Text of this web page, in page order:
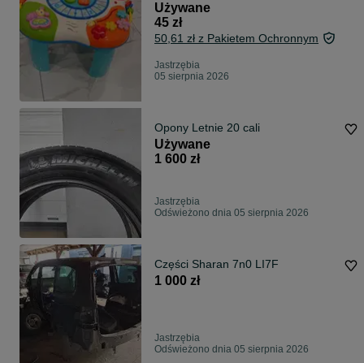
Używane
45 zł
50,61 zł z Pakietem Ochronnym
Jastrzębia
05 sierpnia 2026
Opony Letnie 20 cali
Używane
1 600 zł
Jastrzębia
Odświeżono dnia 05 sierpnia 2026
Części Sharan 7n0 LI7F
1 000 zł
Jastrzębia
Odświeżono dnia 05 sierpnia 2026